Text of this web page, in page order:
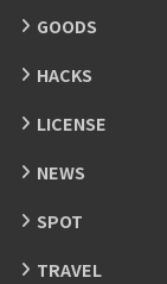
GOODS
HACKS
LICENSE
NEWS
SPOT
TRAVEL